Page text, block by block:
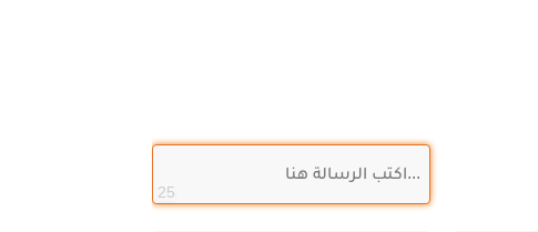
25